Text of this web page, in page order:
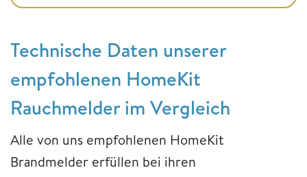
Technische Daten unserer
empfohlenen HomeKit
Rauchmelder im Vergleich
Alle von uns empfohlenen HomeKit
Brandmelder erfüllen bei ihren